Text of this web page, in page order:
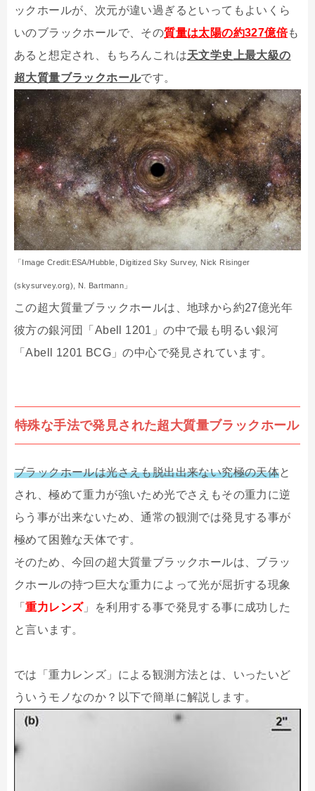
ックホールが、次元が違い過ぎるといってもよいくら
いのブラックホールで、その質量は太陽の約327億倍も
あると想定され、もちろんこれは天文学史上最大級の
超大質量ブラックホールです。
「Image Credit:ESA/Hubble, Digitized Sky Survey, Nick Risinger
(skysurvey.org), N. Bartmann」
この超大質量ブラックホールは、地球から約27億光年
彼方の銀河団「Abell 1201」の中で最も明るい銀河
「Abell 1201 BCG」の中心で発見されています。
特殊な手法で発見された超大質量ブラックホール
ブラックホールは光さえも脱出出来ない究極の天体と
され、極めて重力が強いため光でさえもその重力に逆
らう事が出来ないため、通常の観測では発見する事が
極めて困難な天体です。
そのため、今回の超大質量ブラックホールは、ブラッ
クホールの持つ巨大な重力によって光が屈折する現象
「重力レンズ」を利用する事で発見する事に成功した
と言います。
では「重力レンズ」による観測方法とは、いったいど
ういうモノなのか？以下で簡単に解説します。